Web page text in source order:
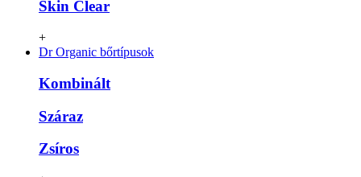
Skin Clear
+
Dr Organic bőrtípusok
Kombinált
Száraz
Zsíros